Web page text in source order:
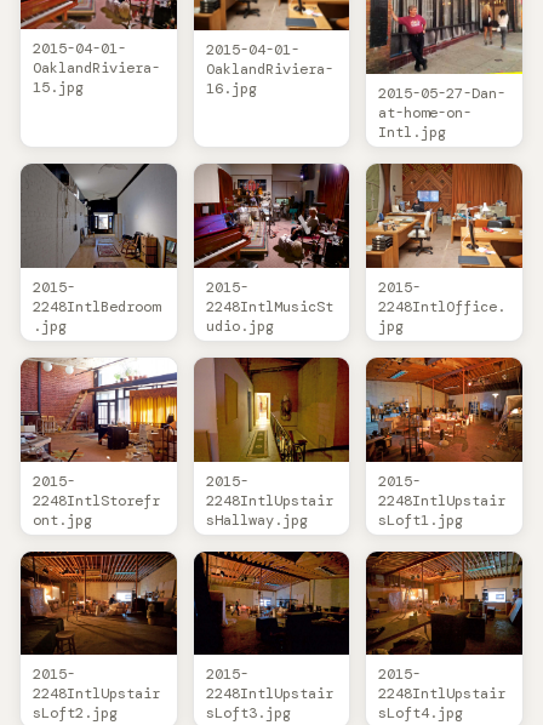
2015-04-01-
OaklandRiviera-
15.jpg
2015-04-01-
OaklandRiviera-
16.jpg
2015-05-27-Dan-
at-home-on-
Intl.jpg
2015-
2248IntlBedroom
.jpg
2015-
2248IntlMusicSt
udio.jpg
2015-
2248IntlOffice.
jpg
2015-
2248IntlStorefr
ont.jpg
2015-
2248IntlUpstair
sHallway.jpg
2015-
2248IntlUpstair
sLoft1.jpg
2015-
2248IntlUpstair
sLoft2.jpg
2015-
2248IntlUpstair
sLoft3.jpg
2015-
2248IntlUpstair
sLoft4.jpg